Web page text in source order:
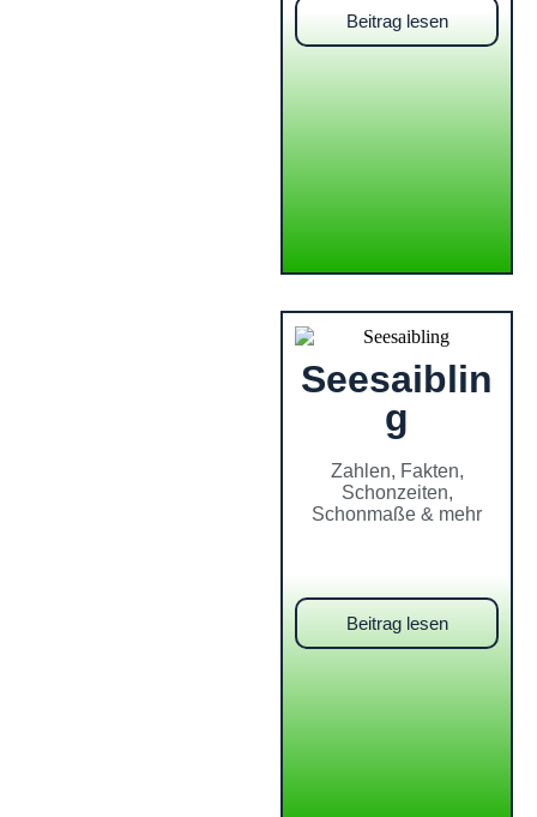
Beitrag lesen
Seesaiblin
g
Zahlen, Fakten,
Schonzeiten,
Schonmaße & mehr
Beitrag lesen